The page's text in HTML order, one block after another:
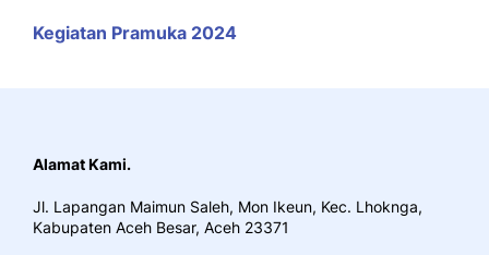
Kegiatan Pramuka 2024
Alamat Kami.
Jl. Lapangan Maimun Saleh, Mon Ikeun, Kec. Lhoknga,
Kabupaten Aceh Besar, Aceh 23371